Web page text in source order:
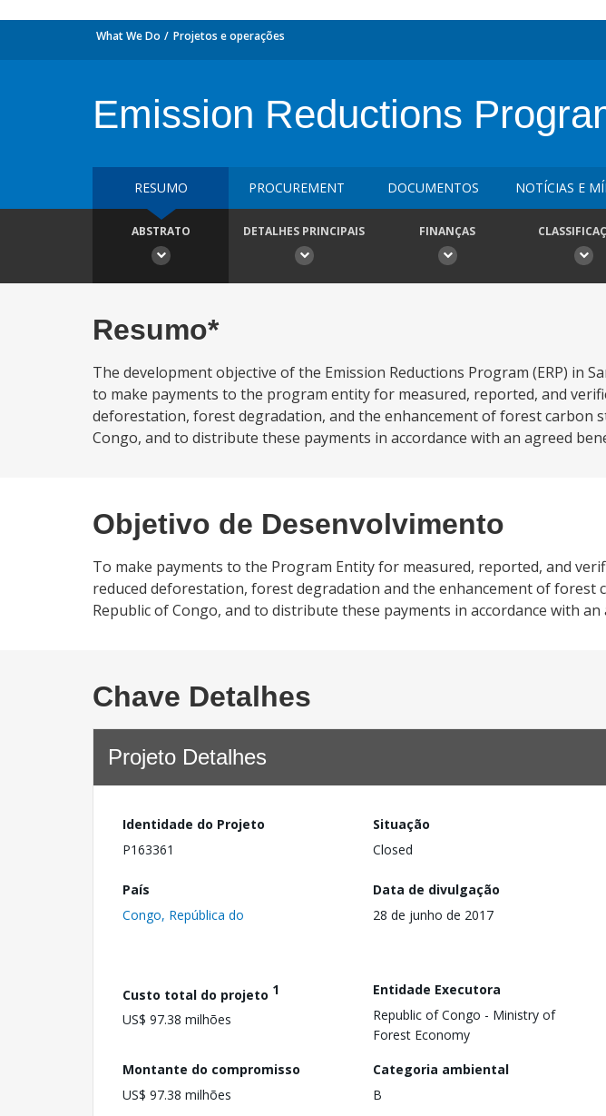
What We Do Projetos e operações
Emission Reductions
RESUMO PROCUREMENT DOCUMENTOS NOTÍCIAS E
ABSTRATO DETALHES PRINCIPAIS FINANÇAS
Resumo*
The development objective of the Emission Reductions Program (ERP) in
to make payments to the program entity for measured, reported, and
deforestation, forest degradation, and the enhancement of forest carbon
Congo, and to distribute these payments in accordance with an agreed
Objetivo de Desenvolvimento
To make payments to the Program Entity for measured, reported, and
reduced deforestation, forest degradation and the enhancement of forest
Republic of Congo, and to distribute these payments in accordance with
Chave Detalhes
Projeto Detalhes
Identidade do Projeto
P163361
Situação
Closed
País
Congo, República do
Data de divulgação
28 de junho de 2017
Custo total do projeto 1
US$ 97.38 milhões
Entidade Executora
Republic of Congo - Ministry of
Forest Economy
Montante do compromisso
US$ 97.38 milhões
Categoria ambiental
B